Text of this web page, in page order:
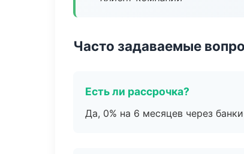
Часто задаваемые
Есть ли рассрочка?
Да, 0% на 6 месяцев через